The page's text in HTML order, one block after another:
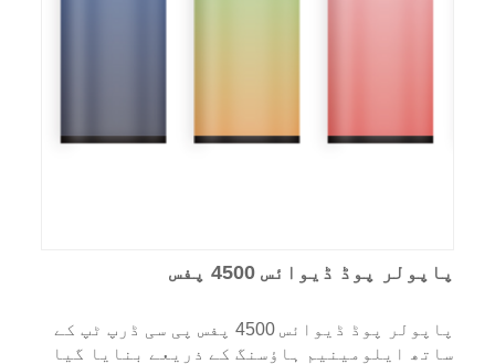
پاپولر پوڈ ڈیوائس 4500 پفس
پاپولر پوڈ ڈیوائس 4500 پفس پی سی ڈرپ ٹپ کے
ساتھ ایلومینیم ہاؤسنگ کے ذریعے بنایا گیا